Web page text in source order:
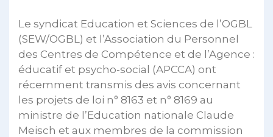
Le syndicat Education et Sciences de l’OGBL
(SEW/OGBL) et l’Association du Personnel
des Centres de Compétence et de l’Agence :
éducatif et psycho-social (APCCA) ont
récemment transmis des avis concernant
les projets de loi n° 8163 et n° 8169 au
ministre de l’Education nationale Claude
Meisch et aux membres de la commission